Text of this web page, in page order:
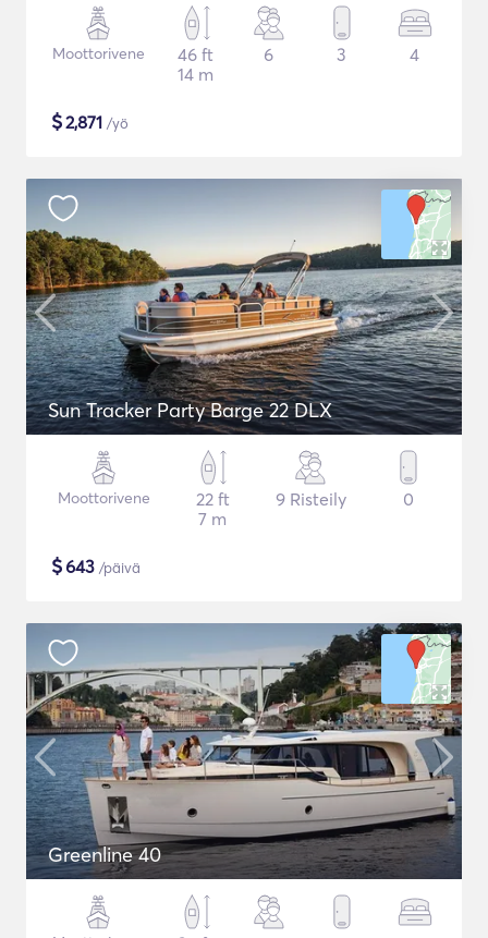
Moottorivene
46 ft
14 m
6 3 4
$2,871 /yö
Sun Tracker Party Barge 22 DLX
Moottorivene
22 ft
7 m
9 Risteily 0
$643 /päivä
Greenline 40